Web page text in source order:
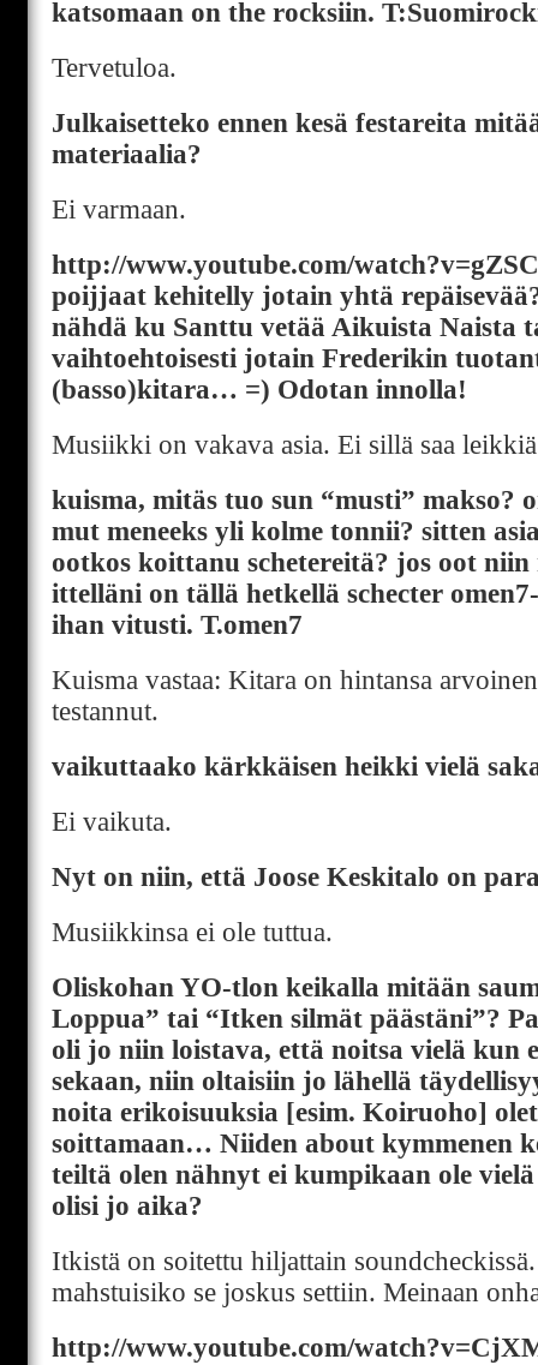
katsomaan on the rocksiin.
Tervetuloa.
Julkaisetteko ennen kesä festareita
materiaalia?
Ei varmaan.
http://www.youtube.com/
poijjaat kehitelly jotain yhtä
nähdä ku Santtu vetää Aikuista Naista
vaihtoehtoisesti jotain Frederikin
(basso)kitara… =) Odotan innolla!
Musiikki on vakava asia. Ei sillä saa
kuisma, mitäs tuo sun “musti” makso?
mut meneeks yli kolme tonnii? sitten
ootkos koittanu schetereitä? jos oot
ittelläni on tällä hetkellä schecter
ihan vitusti. T.omen7
Kuisma vastaa: Kitara on hintansa
testannut.
vaikuttaako kärkkäisen heikki vielä
Ei vaikuta.
Nyt on niin, että Joose Keskitalo on
Musiikkinsa ei ole tuttua.
Oliskohan YO-tlon keikalla mitään
Loppua” tai “Itken silmät päästäni”?
oli jo niin loistava, että noitsa vielä kun
sekaan, niin oltaisiin jo lähellä
noita erikoisuuksia [esim. Koiruoho]
soittamaan… Niiden about kymmenen
teiltä olen nähnyt ei kumpikaan ole
olisi jo aika?
Itkistä on soitettu hiljattain
mahstuisiko se joskus settiin. Meinaan
http://www.youtube.com/